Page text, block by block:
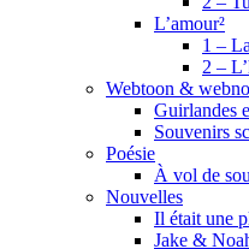
L’amour²
1 –
2 –
Webtoon &
Guirlandes
Souvenirs
Poésie
À vol de
Nouvelles
Il était une
Jake &